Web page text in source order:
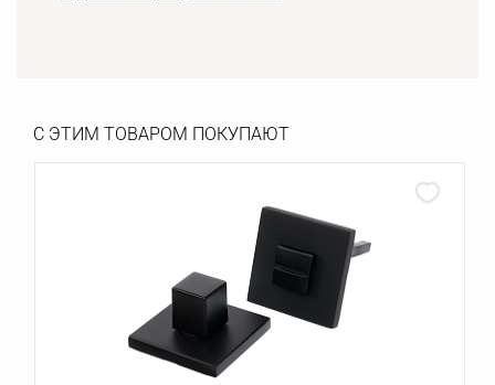
С ЭТИМ ТОВАРОМ ПОКУПАЮТ